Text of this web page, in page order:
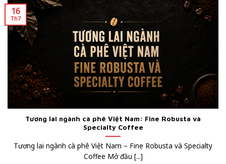
Tương lai ngành cà phê Việt Nam: Fine Robusta và
Specialty Coffee
Tương lai ngành cà phê Việt Nam – Fine Robusta và Specialty
Coffee Mở đầu [...]
16
Th7